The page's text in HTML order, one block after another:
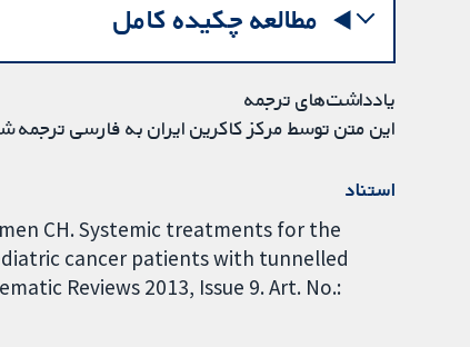
مطالعه چکیده کامل
یادداشت‌های ترجمه
این متن توسط مرکز کاکرین ایران به فارسی
استناد
CH. Systemic treatments for the
cancer patients with tunnelled
Reviews 2013, Issue 9. Art. No.: